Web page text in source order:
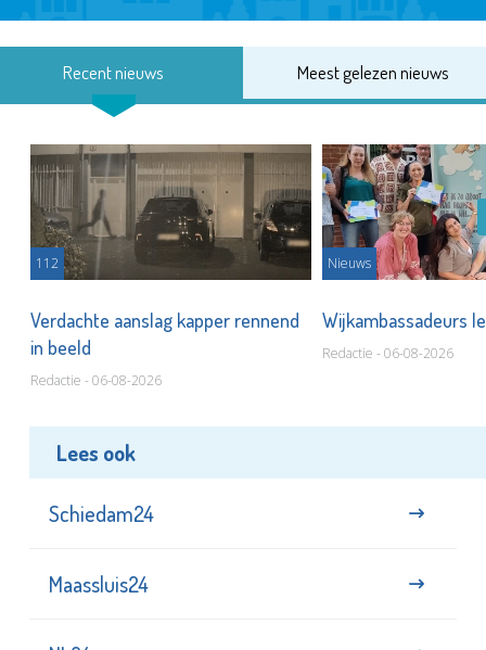
Recent nieuws Meest gelezen nieuws
112
Verdachte aanslag kapper rennend
in beeld
Redactie - 06-08-2026
Nieuws
Wijkambassadeurs
Redactie - 06-08-2026
Lees ook
Schiedam24
Maassluis24